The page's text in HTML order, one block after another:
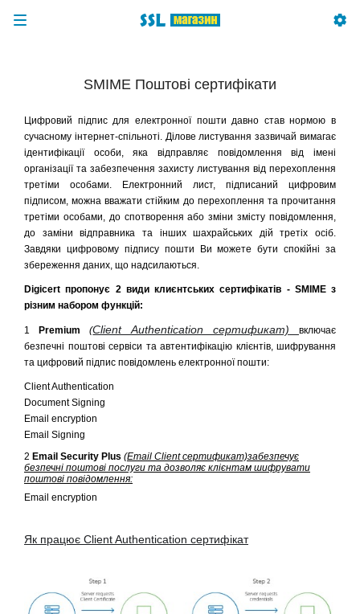
SMIME Поштові сертифікати
Цифровий підпис для електронної пошти давно став нормою в
сучасному інтернет-спільноті. Ділове листування зазвичай вимагає
ідентифікації особи, яка відправляє повідомлення від імені
організації та забезпечення захисту листування від перехоплення
третіми особами. Електронний лист, підписаний цифровим
підписом, можна вважати стійким до перехоплення та прочитання
третіми особами, до спотворення або зміни змісту повідомлення,
до заміни відправника та інших шахрайських дій третіх осіб.
Завдяки цифровому підпису пошти Ви можете бути спокійні за
збереження даних, що надсилаються.
Digicert пропонує 2 види клиєнтських сертифікатів - SMIME з
різним набором функцій:
1 Premium(Client Authentication сертификат)
включає
безпечні поштові сервіси та автентифікацію клієнтів, шифрування
та цифровий підпис повідомлень електронної пошти:
Client Authentication
Document Signing
Email encryption
Email Signing
2 Email Security Plus (Email Client сертификат)забезпечує
безпечні поштові послуги та дозволяє клієнтам шифрувати
поштові повідомлення:
Email encryption
Як працює Client Authentication сертифікат